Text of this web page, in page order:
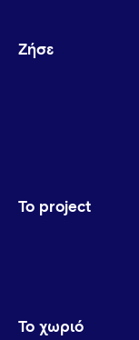
Ζήσε
Το project
Το χωριό